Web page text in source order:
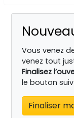
Vous venez
venez tout
Finalisez
le bouton
Finaliser